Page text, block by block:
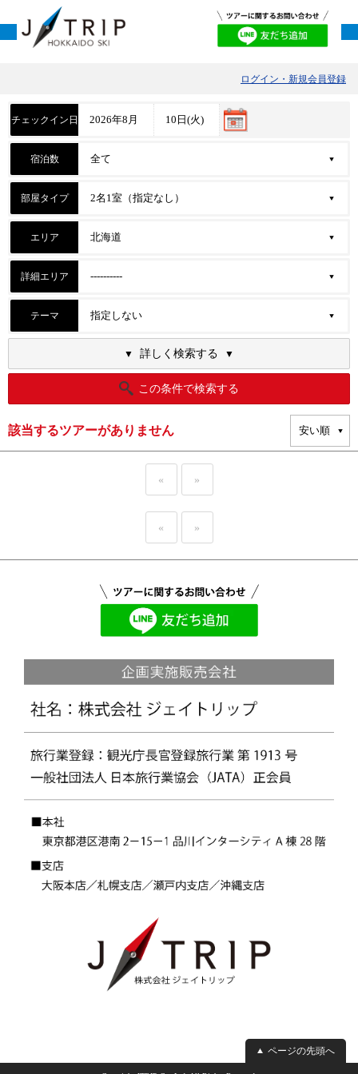
ログイン・新規会員登録
チェックイン日
宿泊数
部屋タイプ
エリア
詳細エリア
テーマ
詳しく検索する
この条件で検索する
該当するツアーがありません
« »
« »
ページの先頭へ